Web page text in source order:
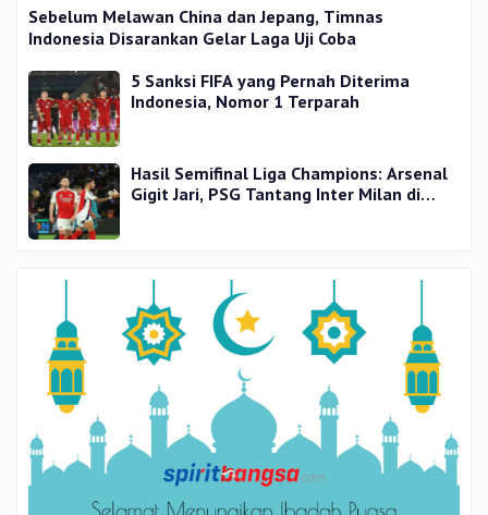
Sebelum Melawan China dan Jepang, Timnas
Indonesia Disarankan Gelar Laga Uji Coba
5 Sanksi FIFA yang Pernah Diterima
Indonesia, Nomor 1 Terparah
Hasil Semifinal Liga Champions: Arsenal
Gigit Jari, PSG Tantang Inter Milan di